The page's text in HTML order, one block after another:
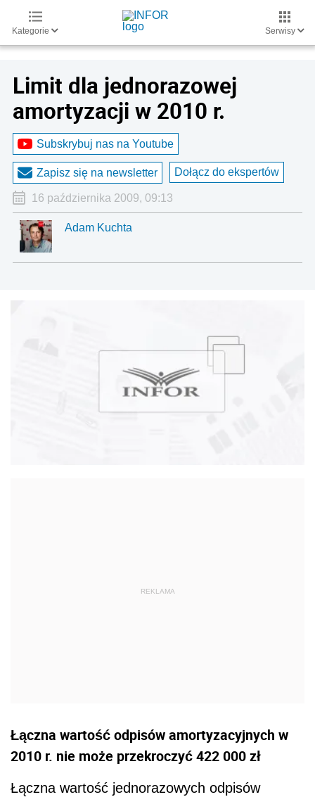
Kategorie Serwisy
Limit dla jednorazowej
amortyzacji w 2010 r.
Subskrybuj nas na Youtube
Zapisz się na newsletter Dołącz do ekspertów
16 października 2009, 09:13
Adam Kuchta
Łączna wartość odpisów amortyzacyjnych w
2010 r. nie może przekroczyć 422 000 zł
Łączna wartość jednorazowych odpisów